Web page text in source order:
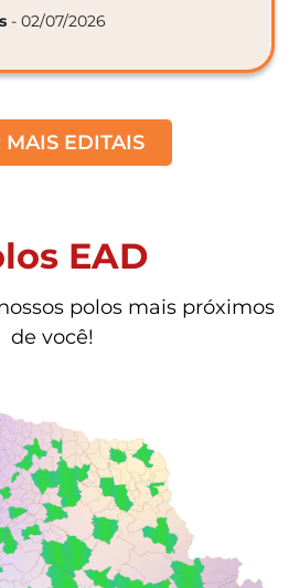
- 02/07/2026
MAIS EDITAIS
EAD
polos mais próximos
de você!